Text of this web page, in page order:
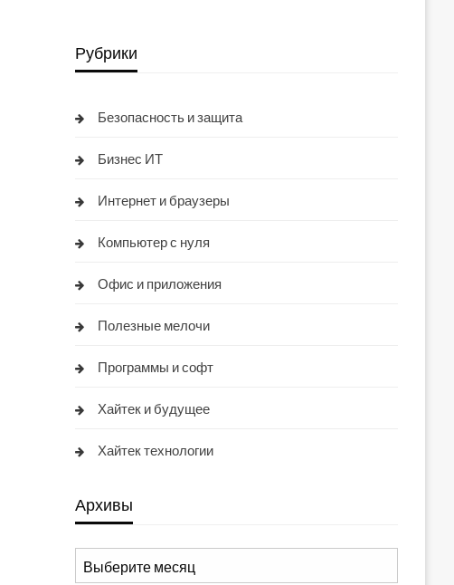
Рубрики
Безопасность и защита
Бизнес ИТ
Интернет и браузеры
Компьютер с нуля
Офис и приложения
Полезные мелочи
Программы и софт
Хайтек и будущее
Хайтек технологии
Архивы
Архивы